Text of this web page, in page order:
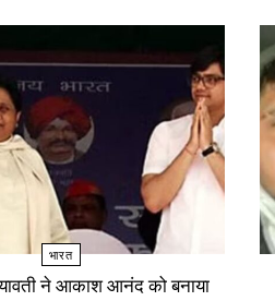
भारत
ने आकाश आनंद को बनाया